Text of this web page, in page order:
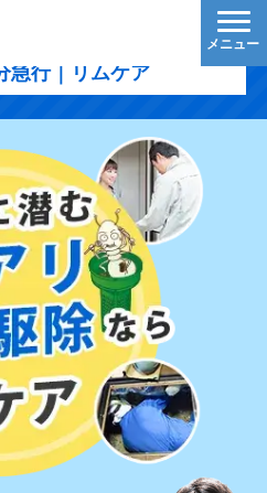
除｜1,200円/㎡〜・5年保
急行｜リムケア